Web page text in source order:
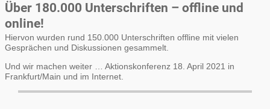
Über 180.000 Unterschriften – offline und
online!
Hiervon wurden rund 150.000 Unterschriften offline mit vielen
Gesprächen und Diskussionen gesammelt.
Und wir machen weiter … Aktionskonferenz 18. April 2021 in
Frankfurt/Main und im Internet.